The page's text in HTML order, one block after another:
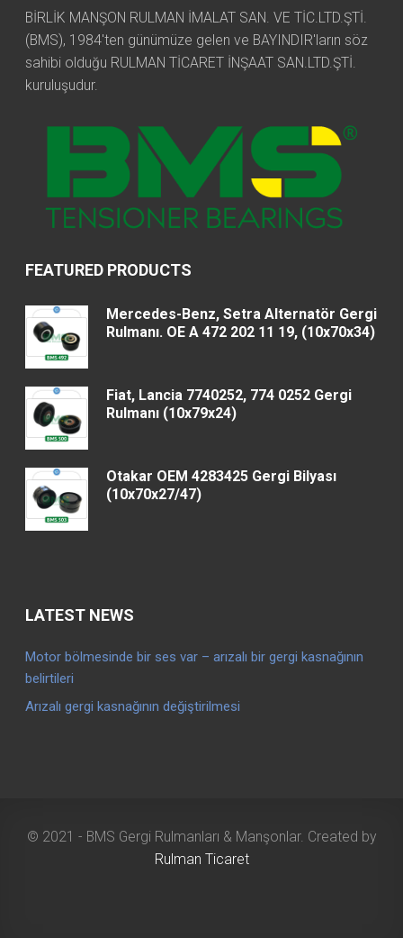
BİRLİK MANŞON RULMAN İMALAT SAN. VE TİC.LTD.ŞTİ.
(BMS), 1984'ten günümüze gelen ve BAYINDIR'ların söz
sahibi olduğu RULMAN TİCARET İNŞAAT SAN.LTD.ŞTİ.
kuruluşudur.
FEATURED PRODUCTS
Mercedes-Benz, Setra Alternatör Gergi
Rulmanı. OE A 472 202 11 19, (10x70x34)
Fiat, Lancia 7740252, 774 0252 Gergi
Rulmanı (10x79x24)
Otakar OEM 4283425 Gergi Bilyası
(10x70x27/47)
LATEST NEWS
Motor bölmesinde bir ses var – arızalı bir gergi kasnağının
belirtileri
Arızalı gergi kasnağının değiştirilmesi
© 2021 - BMS Gergi Rulmanları & Manşonlar. Created by
Rulman Ticaret